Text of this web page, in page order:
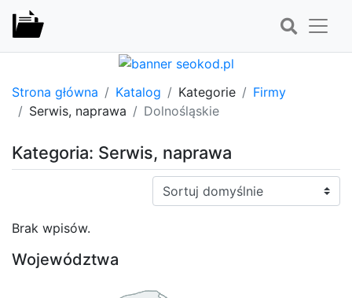
Strona główna Katalog Kategorie
Firmy
Serwis, naprawa
Dolnośląskie
Kategoria: Serwis, naprawa
Sortuj:
Brak wpisów.
Województwa